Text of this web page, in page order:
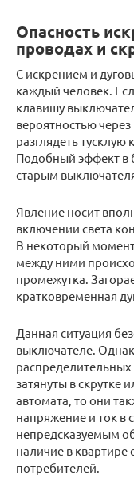
Опасность
проводах и
С искрением и
каждый человек.
клавишу
вероятностью
разглядеть
Подобный эффект в
старым
Явление носит
включении света
В некоторый
между ними
промежутка.
кратковременная
Данная ситуация
выключателе.
затянуты в
автомата, то они
напряжение и ток в
непредсказуемым
наличие в
потребителей.